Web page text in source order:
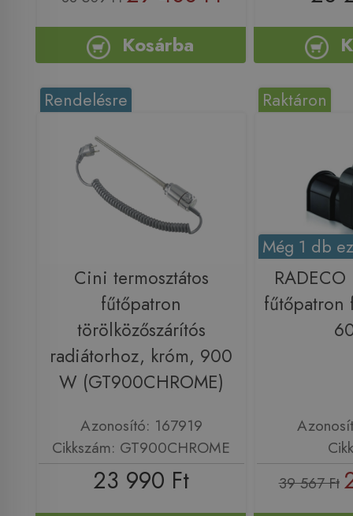
Kosárba
Rendelésre
Cini termosztátos
fűtőpatron
törölközőszárítós
radiátorhoz, króm, 900
W (GT900CHROME)
Azonosító: 167919
Cikkszám: GT900CHROME
23 990 Ft
Raktáron
Még 1 db
fűtőpatron
39 567 Ft